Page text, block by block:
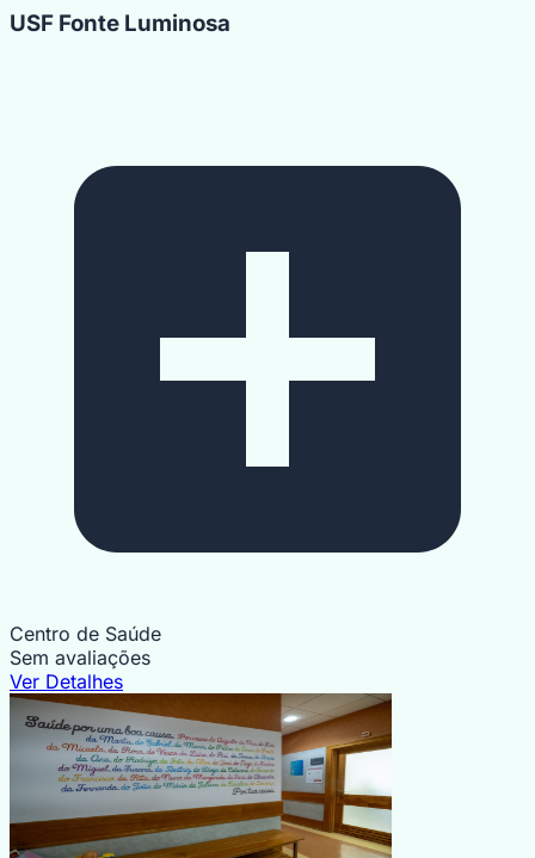
USF Fonte Luminosa
Centro de Saúde
Sem avaliações
Ver Detalhes